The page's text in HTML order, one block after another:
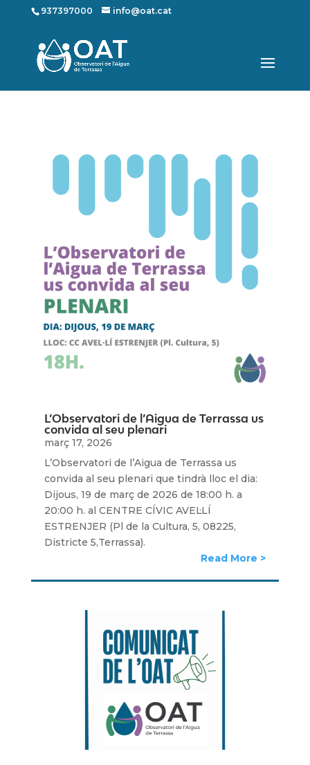
937397000 info@oat.cat
L’Observatori de l’Aigua de Terrassa us
convida al seu plenari
març 17, 2026
L’Observatori de l’Aigua de Terrassa us
convida al seu plenari que tindrà lloc el dia:
Dijous, 19 de març de 2026 de 18:00 h. a
20:00 h. al CENTRE CÍVIC AVEL·LÍ
ESTRENJER (Pl de la Cultura, 5, 08225,
Districte 5,Terrassa).
Read More